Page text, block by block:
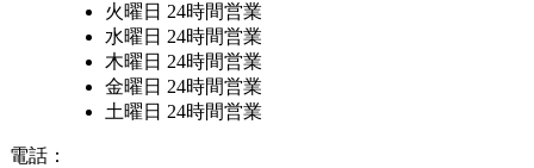
火曜日 24時間営業
水曜日 24時間営業
木曜日 24時間営業
金曜日 24時間営業
土曜日 24時間営業
電話：